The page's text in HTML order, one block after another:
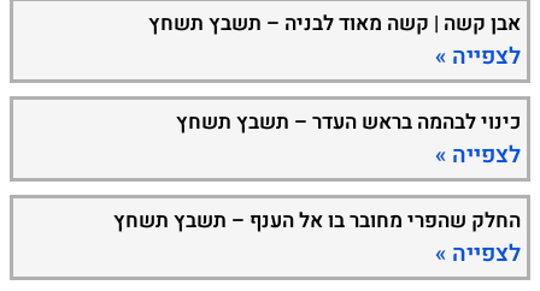
אבן קשה | קשה מאוד לבניה – תשבץ תשחץ
לצפייה »
כינוי לבהמה בראש העדר – תשבץ תשחץ
לצפייה »
החלק שהפרי מחובר בו אל הענף – תשבץ תשחץ
לצפייה »